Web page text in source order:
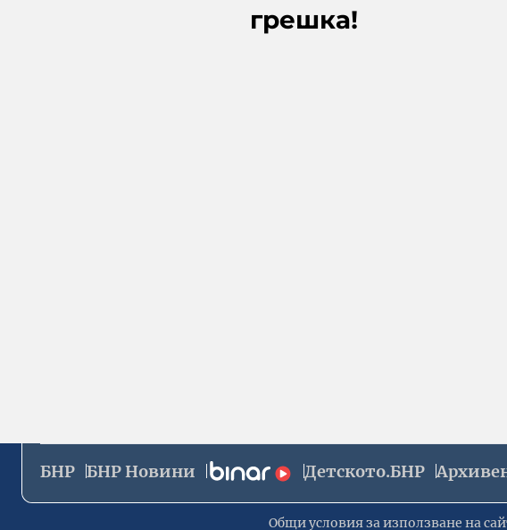
грешка!
БНР БНР Новини Детското.БНР
Общи условия за използване на